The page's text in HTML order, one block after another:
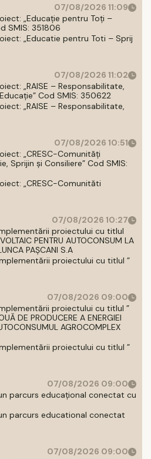
07/08/2026 11:09
„Educație pentru Toți –
SMIS: 351806
„Educatie pentru Toti – Sprij
07/08/2026 11:02
„RAISE – Responsabilitate,
Cod SMIS: 350622
„RAISE – Responsabilitate,
07/08/2026 10:51
„CRESC-Comunități
Sprijin și Consiliere” Cod SMIS:
„CRESC-Comunităti
07/08/2026 10:27
proiectului cu titlul
PENTRU AUTOCONSUM LA
PAȘCANI S.A
proiectului cu titlul ”
07/08/2026 09:00
proiectului cu titlul ”
DE PRODUCERE A ENERGIEI
AGROCOMPLEX
proiectului cu titlul ”
07/08/2026 09:00
parcurs educațional conectat cu
parcurs educational conectat
07/08/2026 09:00